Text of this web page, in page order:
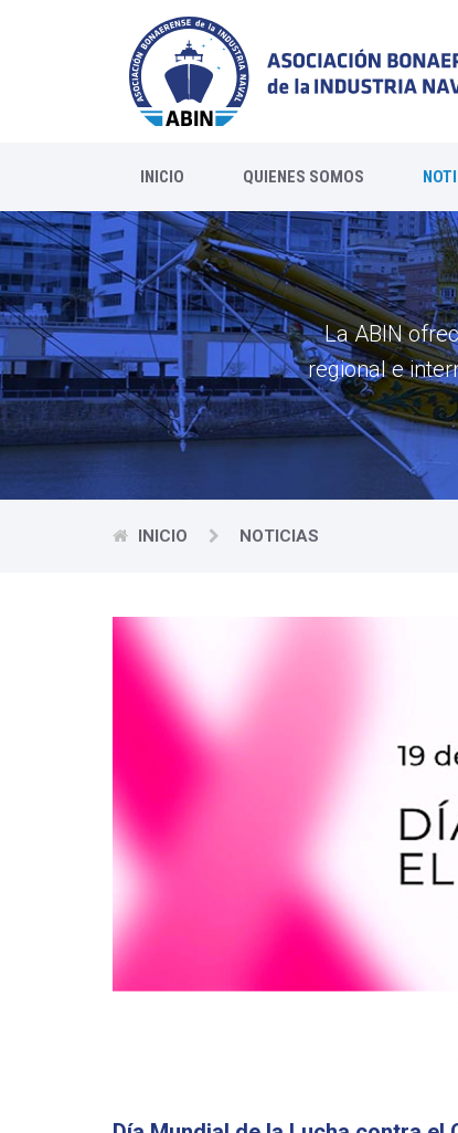
INICIO QUIENES SOMOS
La ABIN
regional e
INICIO NOTICIAS